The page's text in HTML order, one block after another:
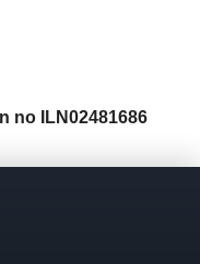
no ILN02481686